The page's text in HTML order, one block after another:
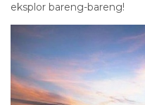
eksplor bareng-bareng!